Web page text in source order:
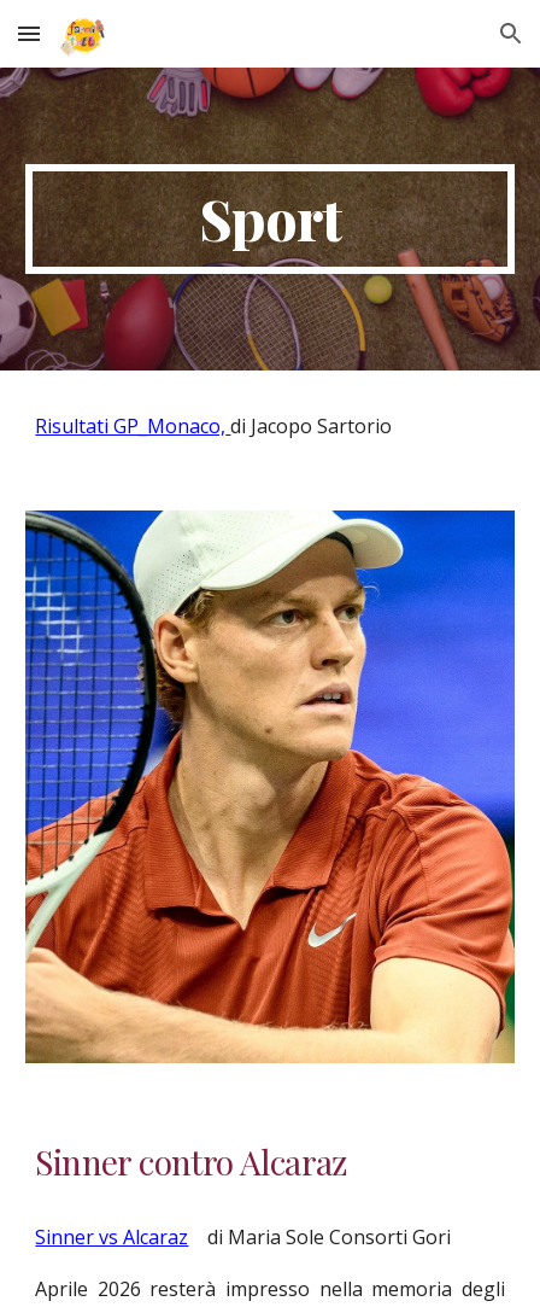
Skip to main content Skip to navigation
Sport
Risultati GP_Monaco, di Jacopo Sartorio
Sinner contro Alcaraz
Sinner vs Alcaraz
di Maria Sole Consorti Gori
Aprile 2026 resterà impresso nella memoria degli